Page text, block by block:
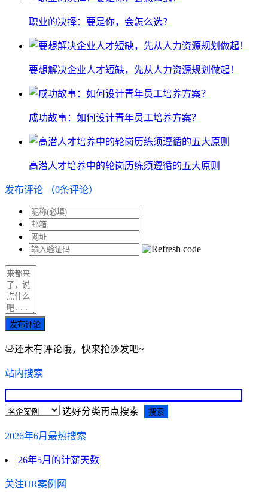
职业的决择：要是你，会怎么选？
要想解决企业人才短缺，先从人力资源规划做起！
成功故事：如何设计青年员工培养方案？
高潜人才培养中的轮岗历练须遵循的五大原则
发布评论 （0条评论）
发布评论
还木有评论哦，快来抢沙发吧~
站内搜索
选好分类再点搜索
2026年6月最热搜索
26年5月的计薪天数
关注HR案例网